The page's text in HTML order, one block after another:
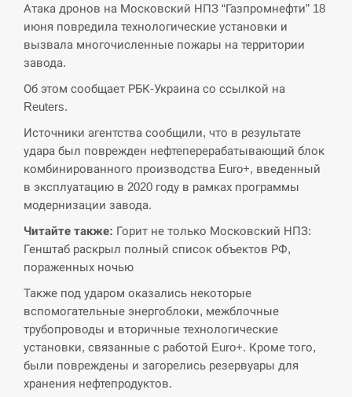
СЕРПЕНЬ
14:53
Экс-послу в США Стефанишиной
вручили новое подозрение и избирают
меру…
СЕРПЕНЬ
У Росії розгортається ракетний підрозділ
КНДР – Reuters
СЕРПЕНЬ
14:23
Поставки ракет для ПВО сократились
СЕРПЕНЬ
14:10
У Румунії затоплять чотири баржі для
збільшення потоку води до…
Атака дронов на Московский НПЗ “Газпромнефти” 18
июня повредила технологические установки и
вызвала многочисленные пожары на территории
завода.
Об этом сообщает РБК-Украина со ссылкой на
Reuters.
Источники агентства сообщили, что в результате
удара был поврежден нефтеперерабатывающий блок
комбинированного производства Euro+, введенный
в эксплуатацию в 2020 году в рамках программы
модернизации завода.
Читайте также: Горит не только Московский НПЗ:
Генштаб раскрыл полный список объектов РФ,
пораженных ночью
Также под ударом оказались некоторые
вспомогательные энергоблоки, межблочные
трубопроводы и вторичные технологические
установки, связанные с работой Euro+. Кроме того,
были повреждены и загорелись резервуары для
хранения нефтепродуктов.